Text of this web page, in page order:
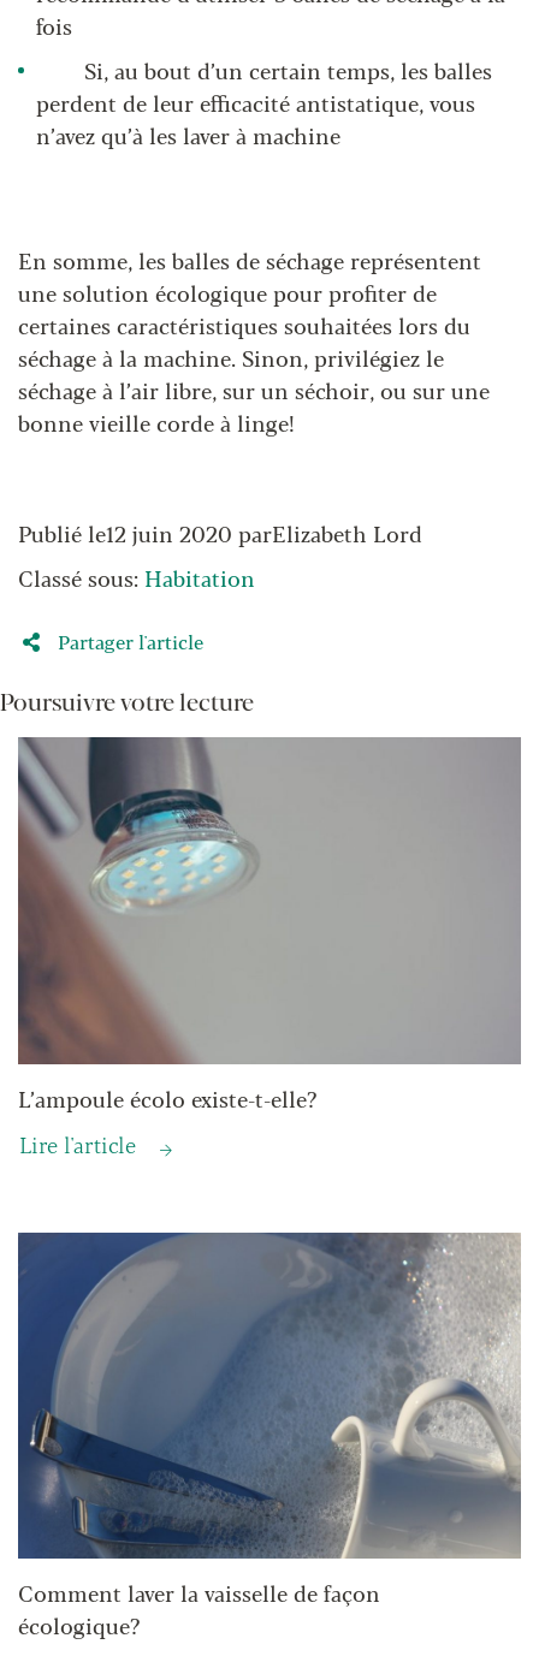
fois
Si, au bout d’un certain temps, les balles
perdent de leur efficacité antistatique, vous
n’avez qu’à les laver à machine
En somme, les balles de séchage représentent
une solution écologique pour profiter de
certaines caractéristiques souhaitées lors du
séchage à la machine. Sinon, privilégiez le
séchage à l’air libre, sur un séchoir, ou sur une
bonne vieille corde à linge!
Publié le12 juin 2020 parElizabeth Lord
Classé sous: Habitation
Partager l'article
Poursuivre votre lecture
L’ampoule écolo existe-t-elle?
Lire l'article
Comment laver la vaisselle de façon
écologique?